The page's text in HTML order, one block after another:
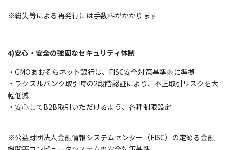
※紛失等による再発行には手数料がかかります
4)安心・安全の強固なセキュリティ体制
・GMOあおぞらネット銀行は、FISC安全対策基準※に準拠
・ラクスルバンク取引時の2段階認証により、不正取引リスクを大
幅低減
・安心してB2B取引いただけるよう、各種制限設定
※公益財団法人金融情報システムセンター（FISC）の定める金融